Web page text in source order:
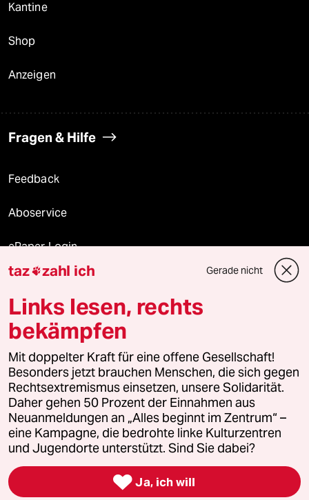
Kantine
Shop
Anzeigen
Fragen & Hilfe
Feedback
Aboservice
ePaper Login
Downloads für Abonnierende
© 2026 taz Verlags und Vertriebs GmbH
Alle Rechte vorbehalten. Bei rechtlichen Fragen oder für Genehmigungen
wenden Sie sich bitte an lizenzen@taz.de
Feedback Redaktionsstatut Kommune-Richtlinien
Leitlinie Informant Datenschutz Impressum AGB
Seitenwende Einwilligungen widerrufen (Ads)
taz zahl ich Gerade nicht
Links lesen, rechts
bekämpfen
Mit doppelter Kraft für eine offene Gesellschaft!
Besonders jetzt brauchen Menschen, die sich gegen
Rechtsextremismus einsetzen, unsere Solidarität.
Daher gehen 50 Prozent der Einnahmen aus
Neuanmeldungen an „Alles beginnt im Zentrum“ –
eine Kampagne, die bedrohte linke Kulturzentren
und Jugendorte unterstützt. Sind Sie dabei?
 Ja, ich will